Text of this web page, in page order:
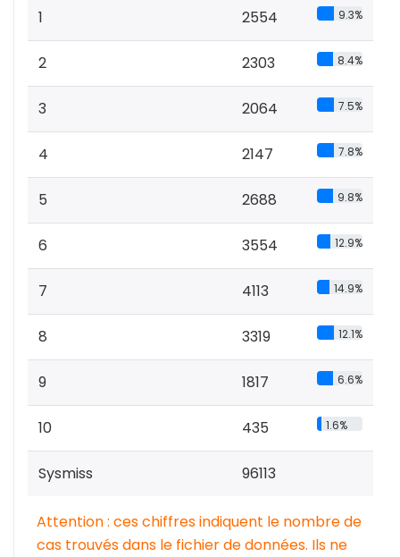
1 2554 9.3%
2 2303 8.4%
3 2064 7.5%
4 2147 7.8%
5 2688 9.8%
6 3554 12.9%
7 4113 14.9%
8 3319 12.1%
9 1817 6.6%
10 435 1.6%
Sysmiss 96113
Attention : ces chiffres indiquent le nombre de
cas trouvés dans le fichier de données. Ils ne